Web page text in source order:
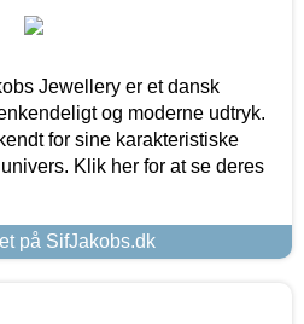
Jewellery er et dansk
og moderne udtryk.
for sine karakteristiske
Klik her for at se deres
på SifJakobs.dk